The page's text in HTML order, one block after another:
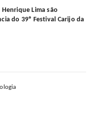
Lima são
do 39º Festival Carijo da